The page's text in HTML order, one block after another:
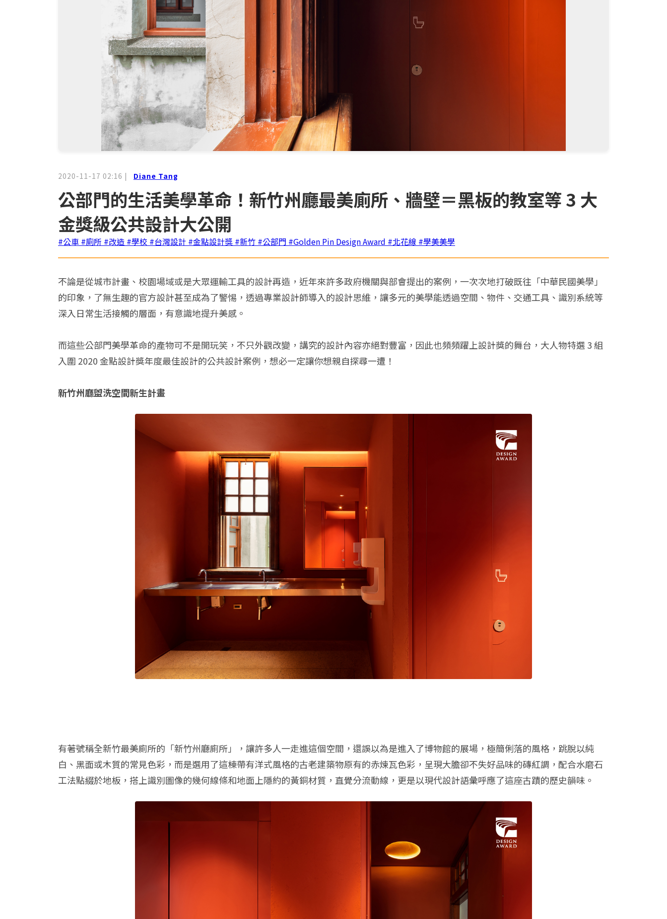
2020-11-17 02:16 | Diane Tang
公部門的生活美學革命！新竹州廳最美廁所、牆壁＝黑板的教室等 3 大
金獎級公共設計大公開
#公車 #廁所 #改造 #學校 #台灣設計 #金點設計獎 #新竹 #公部門 #Golden Pin Design Award #北花線 #學美美學
不論是從城市計畫、校園場域或是大眾運輸工具的設計再造，近年來許多政府機關與部會提出的案例，一次次地打破既往「中華民國美學」
的印象，了無生趣的官方設計甚至成為了警惕，透過專業設計師導入的設計思維，讓多元的美學能透過空間、物件、交通工具、識別系統等
深入日常生活接觸的層面，有意識地提升美感。
而這些公部門美學革命的產物可不是開玩笑，不只外觀改變，講究的設計內容亦絕對豐富，因此也頻頻躍上設計獎的舞台，大人物特選 3 組
入圍 2020 金點設計獎年度最佳設計的公共設計案例，想必一定讓你想親自探尋一遭！
新竹州廳盥洗空間新生計畫
有著號稱全新竹最美廁所的「新竹州廳廁所」，讓許多人一走進這個空間，還誤以為是進入了博物館的展場，極簡俐落的風格，跳脫以純
白、黑面或木質的常見色彩，而是選用了這棟帶有洋式風格的古老建築物原有的赤煉瓦色彩，呈現大膽卻不失好品味的磚紅調，配合水磨石
工法點綴於地板，搭上識別圖像的幾何線條和地面上隱約的黃銅材質，直覺分流動線，更是以現代設計語彙呼應了這座古蹟的歷史韻味。